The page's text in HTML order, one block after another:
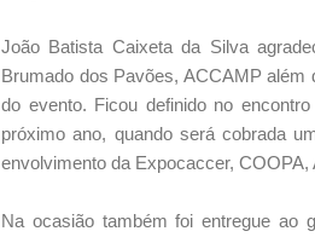
João Batista Caixeta da Silva
Brumado dos Pavões, ACCAMP
do evento. Ficou definido no
próximo ano, quando será cobrada
envolvimento da Expocaccer,
Na ocasião também foi entregue ao